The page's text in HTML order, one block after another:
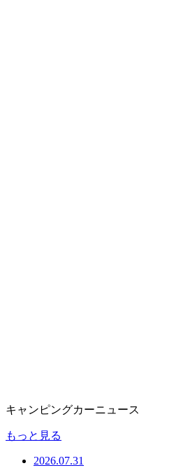
キャンピングカーニュース
もっと見る
2026.07.31